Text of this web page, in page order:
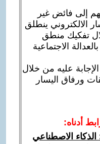
إلى فائض غير
الالكتروني ينطلق
تفكيك منطق
الاجتماعية
عليه من خلال
ورفاق اليسار
أدناه:
الاصطناعي